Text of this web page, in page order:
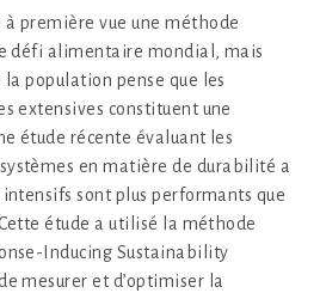
première vue une méthode
défi alimentaire mondial, mais
population pense que les
extensives constituent une
étude récente évaluant les
en matière de durabilité a
intensifs sont plus performants que
étude a utilisé la méthode
Inducing Sustainability
mesurer et d’optimiser la